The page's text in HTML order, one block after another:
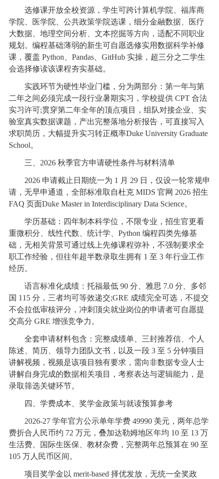
选修课开放全校资源，学生可跨计算机学院、福库商
学院、医学院、公共政策学院选课，细分金融数据、医疗
大数据、地理空间分析、文本挖掘等方向，适配不同职业
规划。编程基础薄弱的新生可自愿选修实用数据科学补修
课，覆盖 Python、Pandas、GitHub 实操，超三分之二学生
会选择修读该课程夯实基础。
实践环节为硬性毕业门槛，分为两部分：第一年与第
二年之间必须完成一段行业暑期实习，学校提供 CPT 合法
实习许可;贯穿第二年全年的顶点项目，组队对接企业、实
验室真实数据课题，产出完整落地分析报告，可直接写入
求职简历，大幅提升实习转正概率Duke University Graduate
School。
三、2026 秋季官方申请硬性条件与材料清单
2026 申请截止日期统一为 1 月 29 日，仅设一轮常规申
请，无早申通道，全部标准取自杜克 MIDS 官网 2026 招生
FAQ 页面Duke Master in Interdisciplinary Data Science。
学历基础：四年制本科学位，不限专业，招生官更看
重微积分、线性代数、统计学、Python 编程四类先修基
础，无相关背景可通过线上先修课程弥补，不强制要求全
职工作经验，但往年超半数录取生拥有 1 至 3 年行业工作
经历。
语言标准化成绩：托福最低 90 分、雅思 7.0 分、多邻
国 115 分，三者均可等效递交;GRE 成绩完全可选，不提交
不会拉低审核评分，冲刺顶尖就业岗位的申请者可自愿提
交高分 GRE 增强竞争力。
全套申请材料包含：完整成绩单、三封推荐信、个人
陈述、简历、领导力团队文书，以及一段 3 至 5 分钟项目
讲解视频，视频是该项目独有要求，需向非数据专业人士
讲解自身完成的数据相关项目，考察表达与逻辑能力，是
录取筛选关键环节。
四、学费成本、奖学金政策与就读预算参考
2026-27 学年官方公示单年学费 49990 美元，两年总学
费折合人民币约 72 万元，叠加达勒姆地区年均 10 至 13 万
生活费、国际生医保、教材杂费，完整两年总预算在 90 至
105 万人民币区间。
项目奖学金以 merit-based 择优发放，无统一全奖政